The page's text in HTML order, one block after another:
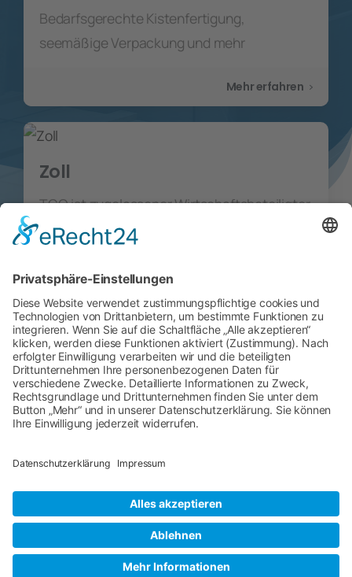
Bedarfsgerechte Kistenfertigung,
seemäßige Verpackung und mehr
Mehr erfahren
Zoll
TCO ist zugelassener Wirtschaftsbeteiligter
Impressum
Kontakt